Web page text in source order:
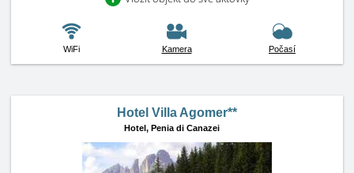
WiFi Kamera Počasí
Hotel Villa Agomer**
Hotel, Penia di Canazei